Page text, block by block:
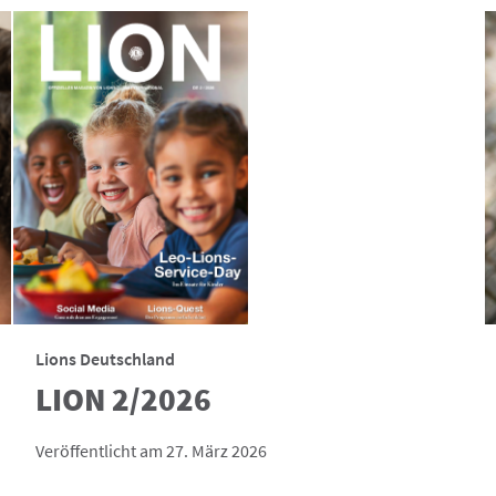
Lions Deutschland
LION 2/2026
Veröffentlicht am 27. März 2026